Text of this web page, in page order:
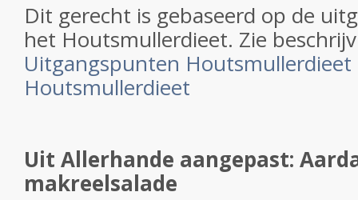
Dit gerecht is gebaseerd op de
het Houtsmullerdieet. Zie
Uitgangspunten Houtsmullerdieet
Houtsmullerdieet
Uit Allerhande aangepast:
makreelsalade